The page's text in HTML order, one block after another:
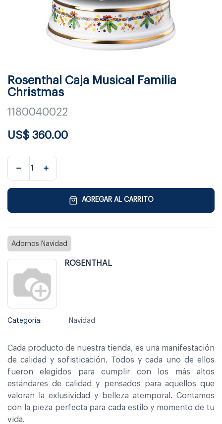
Rosenthal Caja Musical Familia
Christmas
1180040022
US$ 360.00
AGREGAR AL CARRITO
Adornos Navidad
ROSENTHAL
Categoría: Navidad
Cada producto de nuestra tienda, es una manifestación
de calidad y sofisticación. Todos y cada uno de ellos
fueron elegidos para cumplir con los más altos
estándares de calidad y pensados para aquellos que
valoran la exlusividad y belleza atemporal. Contamos
con la pieza perfecta para cada estilo y momento de tu
vida.